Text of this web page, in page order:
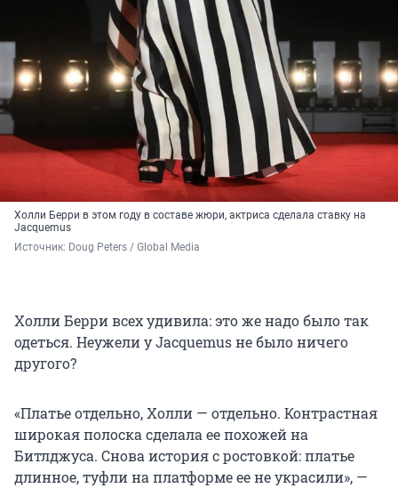
Холли Берри в этом году в составе жюри, актриса сделала ставку на
Jacquemus
Источник: Doug Peters / Global Media
Холли Берри всех удивила: это же надо было так
одеться. Неужели у Jacquemus не было ничего
другого?
«Платье отдельно, Холли — отдельно. Контрастная
широкая полоска сделала ее похожей на
Битлджуса. Снова история с ростовкой: платье
длинное, туфли на платформе ее не украсили», —